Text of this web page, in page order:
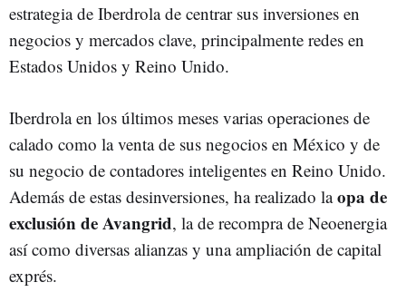
estrategia de Iberdrola de centrar sus inversiones en
negocios y mercados clave, principalmente redes en
Estados Unidos y Reino Unido.
Iberdrola en los últimos meses varias operaciones de
calado como la venta de sus negocios en México y de
su negocio de contadores inteligentes en Reino Unido.
Además de estas desinversiones, ha realizado laopa de
exclusión de Avangrid, la de recompra de Neoenergia
así como diversas alianzas y una ampliación de capital
exprés.